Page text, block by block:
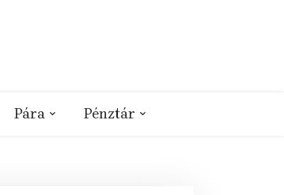
Pára Pénztár